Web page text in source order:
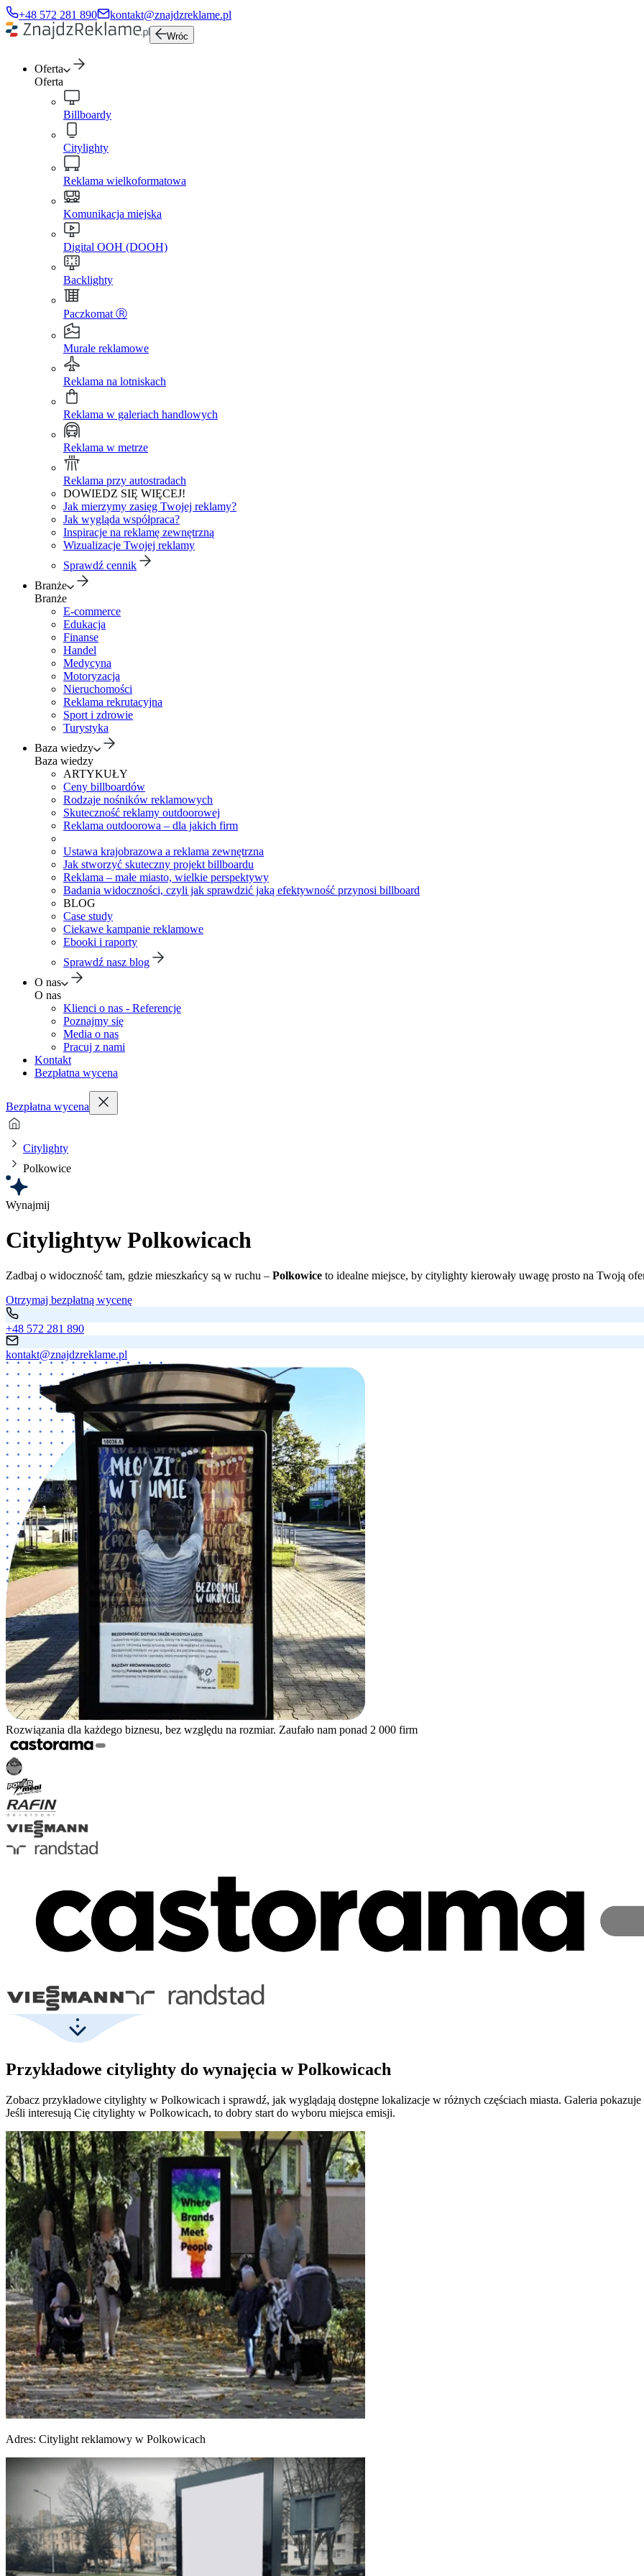
+48 572 281 890 kontakt@znajdzreklame.pl
Wróc
Oferta
Oferta
Billboardy
Citylighty
Reklama wielkoformatowa
Komunikacja miejska
Digital OOH (DOOH)
Backlighty
Paczkomat Ⓡ
Murale reklamowe
Reklama na lotniskach
Reklama w galeriach handlowych
Reklama w metrze
Reklama przy autostradach
DOWIEDZ SIĘ WIĘCEJ!
Jak mierzymy zasięg Twojej reklamy?
Jak wygląda współpraca?
Inspiracje na reklamę zewnętrzną
Wizualizacje Twojej reklamy
Sprawdź cennik
Branże
Branże
E-commerce
Edukacja
Finanse
Handel
Medycyna
Motoryzacja
Nieruchomości
Reklama rekrutacyjna
Sport i zdrowie
Turystyka
Baza wiedzy
Baza wiedzy
ARTYKUŁY
Ceny billboardów
Rodzaje nośników reklamowych
Skuteczność reklamy outdoorowej
Reklama outdoorowa – dla jakich firm
Ustawa krajobrazowa a reklama zewnętrzna
Jak stworzyć skuteczny projekt billboardu
Reklama – małe miasto, wielkie perspektywy
Badania widoczności, czyli jak sprawdzić jaką efektywność przynosi billboard
BLOG
Case study
Ciekawe kampanie reklamowe
Ebooki i raporty
Sprawdź nasz blog
O nas
O nas
Klienci o nas - Referencje
Poznajmy się
Media o nas
Pracuj z nami
Kontakt
Bezpłatna wycena
Bezpłatna wycena
Citylighty
Polkowice
Wynajmij
Citylightyw Polkowicach
Zadbaj o widoczność tam, gdzie mieszkańcy są w ruchu – Polkowice to idealne miejsce, by citylighty kierowały uwagę prosto na Twoją
Otrzymaj bezpłatną wycenę
+48 572 281 890
kontakt@znajdzreklame.pl
Rozwiązania dla każdego biznesu, bez względu na rozmiar. Zaufało nam ponad 2 000 firm
Przykładowe citylighty do wynajęcia w Polkowicach
Zobacz przykładowe citylighty w Polkowicach i sprawdź, jak wyglądają dostępne lokalizacje w różnych częściach miasta. Galeria
Jeśli interesują Cię citylighty w Polkowicach, to dobry start do wyboru miejsca emisji.
Adres: Citylight reklamowy w Polkowicach